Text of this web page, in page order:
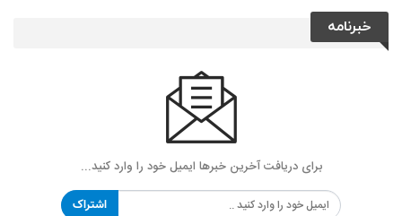
خبرنامه
برای دریافت آخرین خبرها ایمیل خود را وارد کنید...
اشتراک